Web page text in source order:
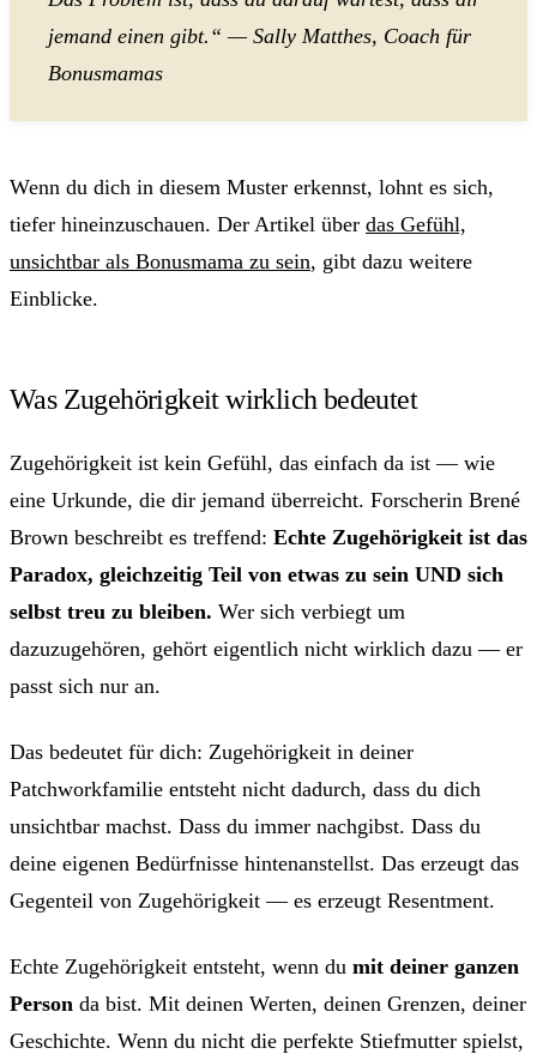
jemand einen gibt.“ — Sally Matthes, Coach für
Bonusmamas
Wenn du dich in diesem Muster erkennst, lohnt es sich,
tiefer hineinzuschauen. Der Artikel über das Gefühl,
unsichtbar als Bonusmama zu sein, gibt dazu weitere
Einblicke.
Was Zugehörigkeit wirklich bedeutet
Zugehörigkeit ist kein Gefühl, das einfach da ist — wie
eine Urkunde, die dir jemand überreicht. Forscherin Brené
Brown beschreibt es treffend: Echte Zugehörigkeit ist das
Paradox, gleichzeitig Teil von etwas zu sein UND sich
selbst treu zu bleiben. Wer sich verbiegt um
dazuzugehören, gehört eigentlich nicht wirklich dazu — er
passt sich nur an.
Das bedeutet für dich: Zugehörigkeit in deiner
Patchworkfamilie entsteht nicht dadurch, dass du dich
unsichtbar machst. Dass du immer nachgibst. Dass du
deine eigenen Bedürfnisse hintenanstellst. Das erzeugt das
Gegenteil von Zugehörigkeit — es erzeugt Resentment.
Echte Zugehörigkeit entsteht, wenn du mit deiner ganzen
Person da bist. Mit deinen Werten, deinen Grenzen, deiner
Geschichte. Wenn du nicht die perfekte Stiefmutter spielst,